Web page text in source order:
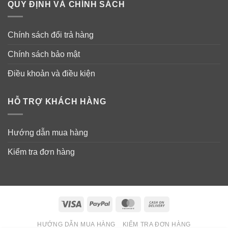
USP đã công nhận CoQ10 được lên men tự nhiên.
Dầu ôliu nguyên chất (không GMO), sáp ong, lecithin
Dạng viên nang mềm (gelatin, glycerin, nước tinh khiết).
Viên uống hỗ trợ tim mạch Doctor’s Best CoQ10 100mg
chứa đậu nành, và không chứa gluten.
QUY ĐỊNH VÀ CHÍNH SÁCH
Chính sách đổi trả hàng
Chính sách bảo mật
Điều khoản và điều kiện
HỖ TRỢ KHÁCH HÀNG
Hướng dẫn mua hàng
Kiểm tra đơn hàng
Visa PayPal MasterCard
Delivery
HƯỚNG DẪN MUA HÀNG KIỂM TRA ĐƠN HÀNG